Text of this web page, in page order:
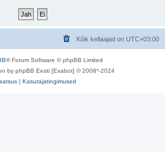
Kõik kellaajad on UTC+03:00
® Forum Software © phpBB Limited
by phpBB Eesti [Exabot] © 2008*-2024
| Kasutajatingimused